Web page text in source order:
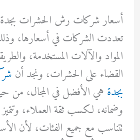
أسعار شركات رش الحشرات بجدة
تعددت الشركات في أسعارها،
المواد والآلات المستخدمة،
القضاء على الحشرات، ونجد أن
بجدة هي الأفضل في المجال، من
وضمانه، لكسب ثقة العملاء، وتتميز
تتناسب مع جميع الفئات، لأن